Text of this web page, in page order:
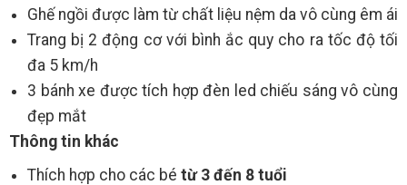
Ghế ngồi được làm từ chất liệu nệm da vô cùng êm ái
Trang bị 2 động cơ với bình ắc quy cho ra tốc độ tối
đa 5 km/h
3 bánh xe được tích hợp đèn led chiếu sáng vô cùng
đẹp mắt
Thông tin khác
Thích hợp cho các bé từ 3 đến 8 tuổi